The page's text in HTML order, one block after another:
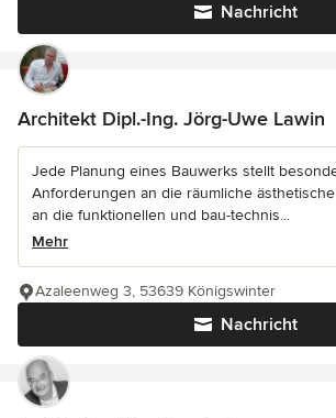
Nachricht
Architekt Dipl.-Ing. Jörg-Uwe Lawin
Jede Planung eines Bauwerks stellt
Anforderungen an die räumliche
an die funktionellen und bau-technis...
Mehr
Nachricht
Azaleenweg 3, 53639 Königswinter